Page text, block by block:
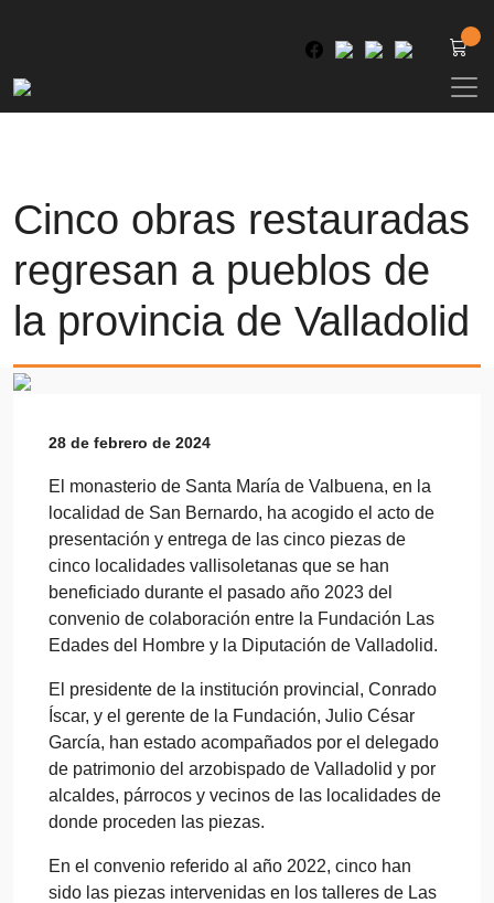
Cinco obras restauradas
regresan a pueblos de
la provincia de Valladolid
28 de febrero de 2024
El monasterio de Santa María de Valbuena, en la
localidad de San Bernardo, ha acogido el acto de
presentación y entrega de las cinco piezas de
cinco localidades vallisoletanas que se han
beneficiado durante el pasado año 2023 del
convenio de colaboración entre la Fundación Las
Edades del Hombre y la Diputación de Valladolid.
El presidente de la institución provincial, Conrado
Íscar, y el gerente de la Fundación, Julio César
García, han estado acompañados por el delegado
de patrimonio del arzobispado de Valladolid y por
alcaldes, párrocos y vecinos de las localidades de
donde proceden las piezas.
En el convenio referido al año 2022, cinco han
sido las piezas intervenidas en los talleres de Las